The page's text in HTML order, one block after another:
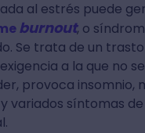
al estrés puede
burnout, o
Se trata de un
a la que no
provoca insomnio,
variados síntomas